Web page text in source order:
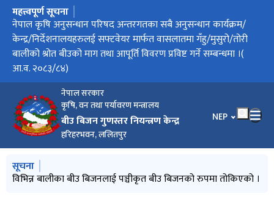
नेपाल सरकार
कृषि, वन तथा पर्यावरण मन्त्रालय
बीउ बिजन गुणस्तर नियन्त्रण केन्द्र
हरिहरभवन, ललितपुर
भाषा चयन गर्नुहोस्
NEP
मुख्य नेभिगेसनमा जानुहोस्
महत्त्वपूर्ण सूचना
सफ्टवेयर मार्फत वासलातमा गँहु/मुसुरो/तोरी बालीको श्रोत बीउको माग
तथा आपूर्ति विवरण प्रविष्ट गर्ने सम्बन्धमा(आ.व. २०८३/८४) ।
नेपाल कृषि अनुसन्धान परिषद अन्तरगतका सबै अनुसन्धान कार्यक्रम/
केन्द्र/निर्देशनालयहरुलई सफ्टवेयर मार्फत वासलातमा गँहु/मुसुरो/तोरी
बालीको श्रोत बीउको माग तथा आपूर्ति विवरण प्रविष्ट गर्ने सम्बन्धमा ।(
आ.व. २०८३/८४)
फलफूलबालीको बीउ बिजन प्रमाणीकरण मापदण्ड, २०८३ को मस्यौदा
उपर राय सुझाव तथा पृष्ठपोषण सम्बन्धी सूचना
फलफूल बालीको बीउ बिजन प्रमणीकरण मापदण्ड,२०८३ को मस्यौदा
धान बालीको प्रजनन्, मूल तथा प्रमाणित बीउको वासलात तोकिएको र
मौज्दात विवरण
वासलात तयारीका लागि माग तथा आपूर्ति विवरण प्रविष्ट गर्ने म्याद थप
गरिएको सूचना
सफ्टवेयर मार्फत बासलातमा धान बालीको श्रोत बीउको माग तथा आपूर्ति
विवरण प्रविष्ट गर्ने सम्बन्धमा
नार्क अन्तरगतका केन्द्र/निर्देशनालय/कार्यक्रमलाई सफ्टवेयर मार्फत
वासलातमा धान बालीको श्रोत बीउको माग तथा आपूर्ति विवरण प्रविष्ट गर्ने
सम्बन्धमा ।
परीक्षाफल प्रकाशन सम्बन्धी सूचना
मुख्य नेभिगेसनमा जानुहोस्
सूचना
विभिन्न बालीका बीउ बिजनलाई पञ्चीकृत बीउ बिजनको रुपमा तोकिएको ।